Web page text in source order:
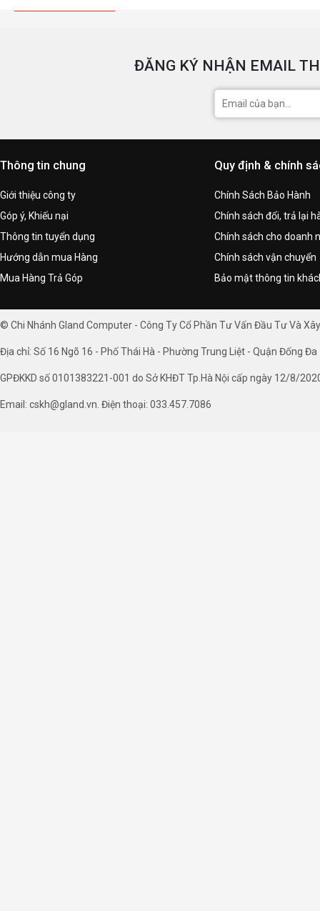
ĐĂNG KÝ NHẬN EMAIL
Thông tin chung
Giới thiệu công ty
Góp ý, Khiếu nại
Thông tin tuyển dụng
Hướng dẫn mua Hàng
Mua Hàng Trả Góp
Quy định & chính
Chính Sách Bảo Hành
Chính sách đổi, trả lại
Chính sách cho doanh
Chính sách vận chuyển
Bảo mật thông tin
© Chi Nhánh Gland Computer - Công Ty Cổ Phần Tư Vấn Đầu Tư Và
Địa chỉ: Số 16 Ngõ 16 - Phố Thái Hà - Phường Trung Liệt - Quận Đống Đa
GPĐKKD số 0101383221-001 do Sở KHĐT Tp.Hà Nội cấp ngày 12/8/
Email: cskh@gland.vn. Điện thoại: 033.457.7086